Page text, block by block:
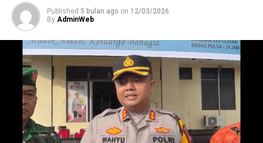
Published 5 bulan ago on 12/03/2026
By AdminWeb